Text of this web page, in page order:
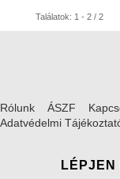
Találatok: 1 - 2 / 2
Rólunk ÁSZF
Adatvédelmi